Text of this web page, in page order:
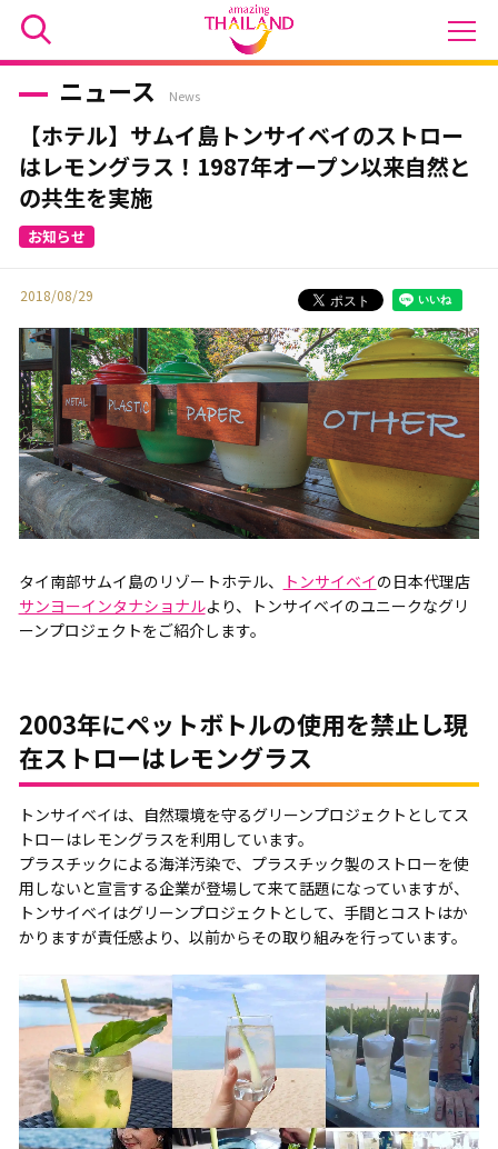
ニュース News
【ホテル】サムイ島トンサイベイのストロー
はレモングラス！1987年オープン以来自然と
の共生を実施
2018/08/29
タイ南部サムイ島のリゾートホテル、 トンサイベイの日本代理店
サンヨーインタナショナルより、トンサイベイのユニークなグリ
ーンプロジェクトをご紹介します。
2003年にペットボトルの使用を禁止し現
在ストローはレモングラス
トンサイベイは、自然環境を守るグリーンプロジェクトとしてス
トローはレモングラスを利用しています。
プラスチックによる海洋汚染で、プラスチック製のストローを使
用しないと宣言する企業が登場して来て話題になっていますが、
トンサイベイはグリーンプロジェクトとして、手間とコストはか
かりますが責任感より、以前からその取り組みを行っています。